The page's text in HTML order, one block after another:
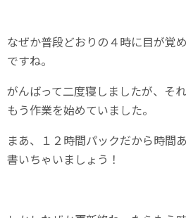
なぜか普段どおりの４時に目が覚
ですね。
がんばって二度寝しましたが、そ
もう作業を始めていました。
まあ、１２時間パックだから時
書いちゃいましょう！